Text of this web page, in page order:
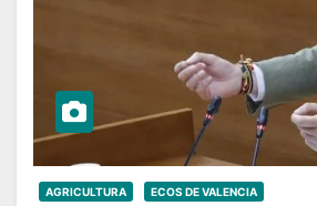
AGRICULTURA ECOS DE VALENCIA